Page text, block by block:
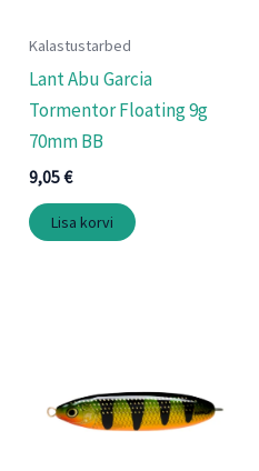
Kalastustarbed
Lant Abu Garcia
Tormentor Floating 9g
70mm BB
9,05€
Lisa korvi